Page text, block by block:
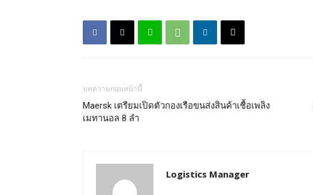
บทความก่อนหน้านี้
Maersk เตรียมเปิดตัวกองเรือขนส่งสินค้าเชื้อเพลิง
เมทานอล 8 ลำ
Logistics Manager